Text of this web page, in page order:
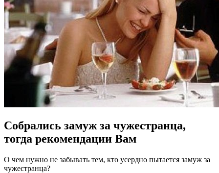
Собрались замуж за чужестранца,
тогда рекомендации Вам
О чем нужно не забывать тем, кто усердно пытается замуж за
чужестранца?